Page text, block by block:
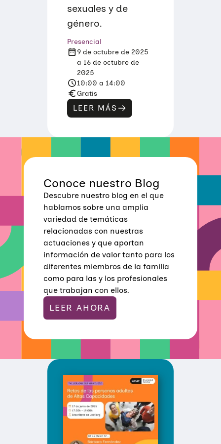
Quiénes somos
Sobre UNAF
Nuestra red
Áreas de acción
Diversidad familiar
sexuales y de
género.
Presencial
9 de octubre de 2025
a 16 de octubre de
2025
10:00 a 14:00
Gratis
LEER MÁS
:
A
I
P
S
I
C
L
Ó
I
C
Y
S
X
L
C
M
E
D
I
A
C
Conoce nuestro Blog
Descubre nuestro blog en el que
hablamos sobre una amplia
variedad de temáticas
relacionadas con nuestras
actuaciones y que aportan
información de valor tanto para los
diferentes miembros de la familia
como para las y los profesionales
que trabajan con ellos.
LEER AHORA